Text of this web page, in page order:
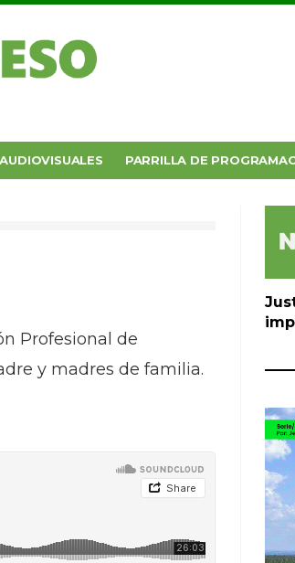
AUDIOVISUALES PARRILLA DE
Profesional de
y madres de familia.